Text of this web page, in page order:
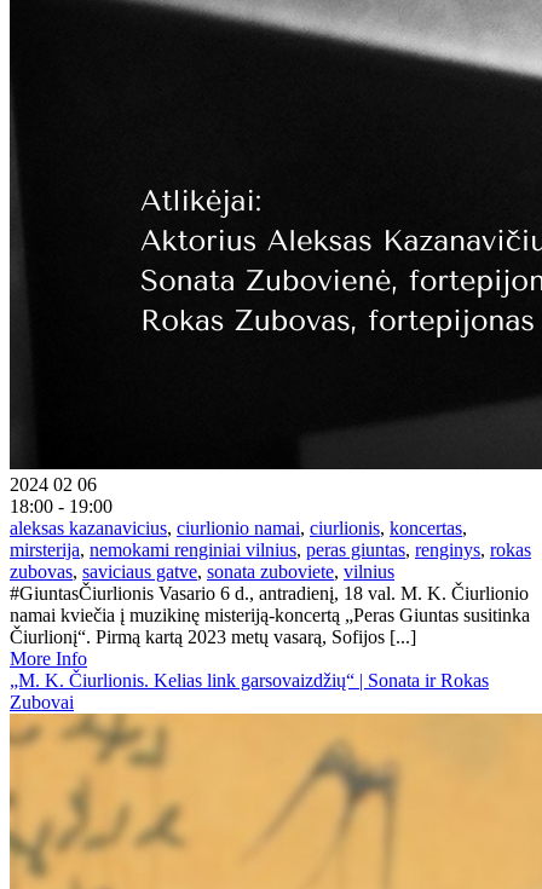
2024 02 06
18:00 - 19:00
aleksas kazanavicius, ciurlionio namai, ciurlionis, koncertas,
mirsterija, nemokami renginiai vilnius, peras giuntas, renginys, rokas
zubovas, saviciaus gatve, sonata zuboviete, vilnius
#GiuntasČiurlionis Vasario 6 d., antradienį, 18 val. M. K. Čiurlionio
namai kviečia į muzikinę misteriją-koncertą „Peras Giuntas susitinka
Čiurlionį“. Pirmą kartą 2023 metų vasarą, Sofijos [...]
More Info
„M. K. Čiurlionis. Kelias link garsovaizdžių“ | Sonata ir Rokas
Zubovai